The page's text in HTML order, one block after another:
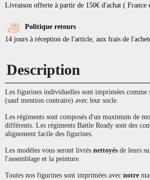
Livraison offerte à partir de 150€ d'achat ( France
Politique retours
14 jours à réception de l'article, aux frais de
Description
Les figurines individuelles sont imprimées comme
(sauf mention contraire) avec leur socle.
Les régiments sont composés d'un maximum de
différents. Les régiments Battle Ready sont des
alignement facile des figurines.
Les modèles vous seront livrés nettoyés de leurs
l'assemblage et la peinture.
Toutes nos figurines sont imprimées avec notre